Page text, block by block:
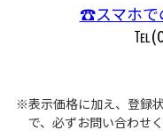
☎スマホで
※表示価格に加え、登録
で、必ずお問い合わせく